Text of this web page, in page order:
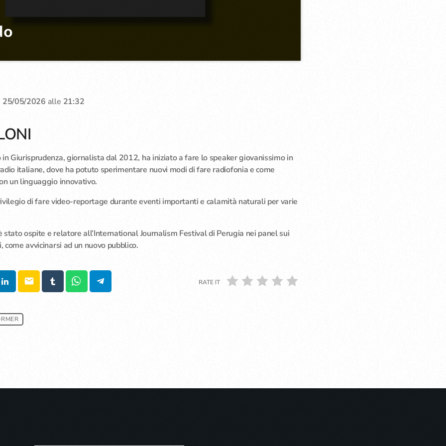
25/05/2026 alle 21:32
Giurisprudenza, giornalista dal 2012, ha iniziato a fare lo speaker giovanissimo in
italiane, dove ha potuto sperimentare nuovi modi di fare radiofonia e come
un linguaggio innovativo.
di fare video-reportage durante eventi importanti e calamità naturali per varie
ospite e relatore all’International Journalism Festival di Perugia nei panel sui
come avvicinarsi ad un nuovo pubblico.
email RATE IT